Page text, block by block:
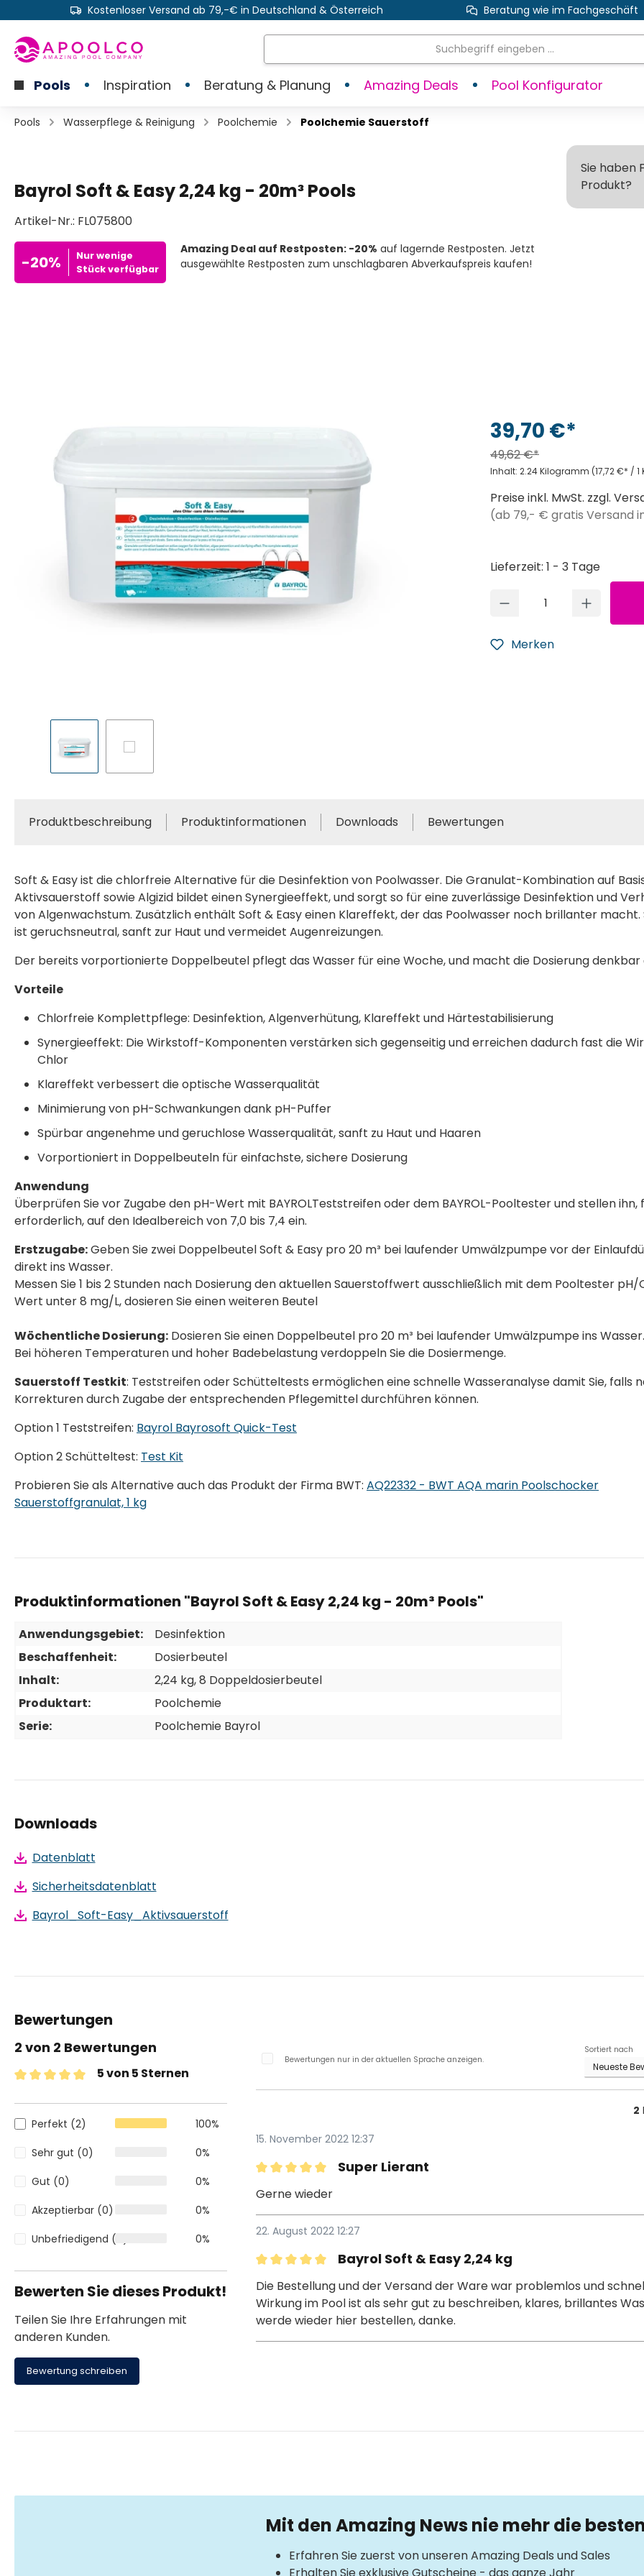
springen Zur Hauptnavigation springen
Kostenloser Versand ab 79,-€ in Deutschland & Österreich Beratung wie im Fachgeschäft
Pools Inspiration Beratung & Planung Amazing Deals Pool Konfigurator
Pools Wasserpflege & Reinigung Poolchemie Poolchemie Sauerstoff
Bayrol Soft & Easy 2,24 kg - 20m³ Pools
Artikel-Nr.: FL075800
-20%
Nur wenige
Stück verfügbar
Amazing Deal auf Restposten: -20% auf lagernde Restposten. Jetzt
ausgewählte Restposten zum unschlagbaren Abverkaufspreis kaufen!
Sie haben
Produkt?
39,70 €*
49,62 €*
Inhalt: 2.24 Kilogramm (17,72 €* /
Preise inkl. MwSt. zzgl.
(ab 79,- € gratis Versand
Lieferzeit: 1 - 3 Tage
Produkt
Merken
Produktbeschreibung Produktinformationen Downloads Bewertungen
Soft & Easy ist die chlorfreie Alternative für die Desinfektion von Poolwasser. Die Granulat-Kombination auf
Aktivsauerstoff sowie Algizid bildet einen Synergieeffekt, und sorgt so für eine zuverlässige Desinfektion und
von Algenwachstum. Zusätzlich enthält Soft & Easy einen Klareffekt, der das Poolwasser noch brillanter macht.
ist geruchsneutral, sanft zur Haut und vermeidet Augenreizungen.
Der bereits vorportionierte Doppelbeutel pflegt das Wasser für eine Woche, und macht die Dosierung denkbar
Vorteile
Chlorfreie Komplettpflege: Desinfektion, Algenverhütung, Klareffekt und Härtestabilisierung
Synergieeffekt: Die Wirkstoff-Komponenten verstärken sich gegenseitig und erreichen dadurch fast die
Chlor
Klareffekt verbessert die optische Wasserqualität
Minimierung von pH-Schwankungen dank pH-Puffer
Spürbar angenehme und geruchlose Wasserqualität, sanft zu Haut und Haaren
Vorportioniert in Doppelbeuteln für einfachste, sichere Dosierung
Anwendung
Überprüfen Sie vor Zugabe den pH-Wert mit BAYROLTeststreifen oder dem BAYROL-Pooltester und stellen ihn,
erforderlich, auf den Idealbereich von 7,0 bis 7,4 ein.
Erstzugabe:Geben Sie zwei Doppelbeutel Soft & Easy pro 20 m³ bei laufender Umwälzpumpe vor der
direkt ins Wasser.
Messen Sie 1 bis 2 Stunden nach Dosierung den aktuellen Sauerstoffwert ausschließlich mit dem Pooltester pH/
Wert unter 8 mg/L, dosieren Sie einen weiteren Beutel
Wöchentliche Dosierung: Dosieren Sie einen Doppelbeutel pro 20 m³ bei laufender Umwälzpumpe ins Wasser.
Bei höheren Temperaturen und hoher Badebelastung verdoppeln Sie die Dosiermenge.
Sauerstoff Testkit: Teststreifen oder Schütteltests ermöglichen eine schnelle Wasseranalyse damit Sie, falls
Korrekturen durch Zugabe der entsprechenden Pflegemittel durchführen können.
Option 1 Teststreifen: Bayrol Bayrosoft Quick-Test
Option 2 Schütteltest: Test Kit
Probieren Sie als Alternative auch das Produkt der Firma BWT: AQ22332 - BWT AQA marin Poolschocker
Sauerstoffgranulat, 1 kg
Produktinformationen "Bayrol Soft & Easy 2,24 kg - 20m³ Pools"
Anwendungsgebiet:
Desinfektion
Beschaffenheit:
Dosierbeutel
Inhalt:
2,24 kg, 8 Doppeldosierbeutel
Produktart:
Poolchemie
Serie:
Poolchemie Bayrol
Downloads
Datenblatt
Sicherheitsdatenblatt
Bayrol_Soft-Easy_Aktivsauerstoff
Bewertungen
2 von 2 Bewertungen
Durchschnittliche Bewertung von 5 von 5 Sternen
5 von 5 Sternen
Perfekt (2)
100%
Sehr gut (0)
0%
Gut (0)
0%
Akzeptierbar (0)
0%
Unbefriedigend (0)
0%
Bewerten Sie dieses Produkt!
Teilen Sie Ihre Erfahrungen mit
anderen Kunden.
Bewertung schreiben
Bewertungen nur in der aktuellen Sprache anzeigen.
Sortiert nach
2
15. November 2022 12:37
Super Lierant
Gerne wieder
22. August 2022 12:27
Bayrol Soft & Easy 2,24 kg
Die Bestellung und der Versand der Ware war problemlos und
Wirkung im Pool ist als sehr gut zu beschreiben, klares, brillantes
werde wieder hier bestellen, danke.
Mit den Amazing News nie mehr die
Erfahren Sie zuerst von unseren Amazing Deals und Sales